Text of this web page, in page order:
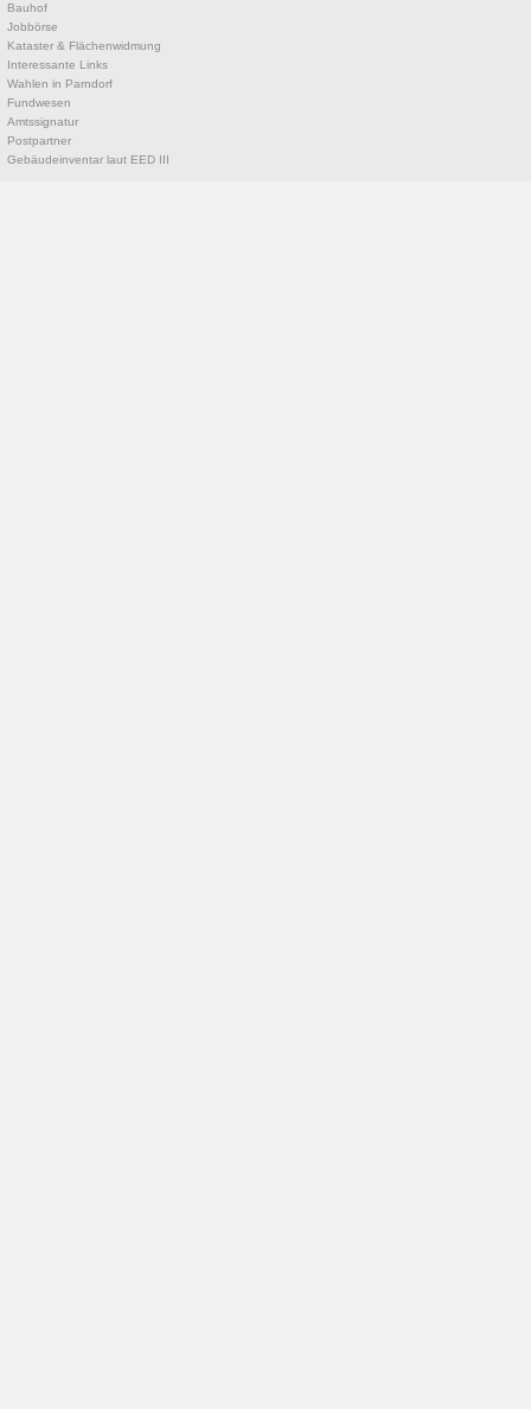
Bauhof
Jobbörse
Kataster & Flächenwidmung
Interessante Links
Wahlen in Parndorf
Fundwesen
Amtssignatur
Postpartner
Gebäudeinventar laut EED III